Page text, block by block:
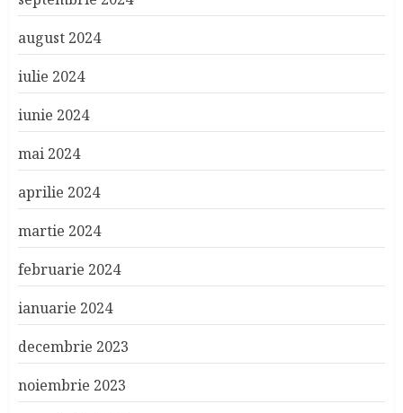
august 2024
iulie 2024
iunie 2024
mai 2024
aprilie 2024
martie 2024
februarie 2024
ianuarie 2024
decembrie 2023
noiembrie 2023